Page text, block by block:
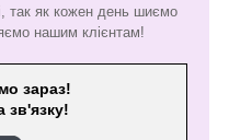
так як кожен день шиємо
нашим клієнтам!
зараз!
зв'язку!